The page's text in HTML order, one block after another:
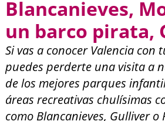
Blancanieves,
un barco pirata,
Si vas a conocer Valencia con
puedes perderte una visita a
de los mejores parques
áreas recreativas chulísimas
como Blancanieves, Gulliver o